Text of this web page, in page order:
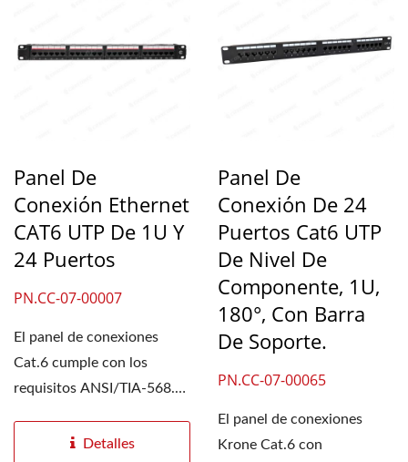
Panel De
Conexión Ethernet
CAT6 UTP De 1U Y
24 Puertos
PN.CC-07-00007
El panel de conexiones
Cat.6 cumple con los
requisitos ANSI/TIA-568.2-
conexiones...Detalles
Panel De
Conexión De 24
Puertos Cat6 UTP
De Nivel De
Componente, 1U,
180°, Con Barra
De Soporte.
PN.CC-07-00065
El panel de conexiones
Krone Cat.6 con